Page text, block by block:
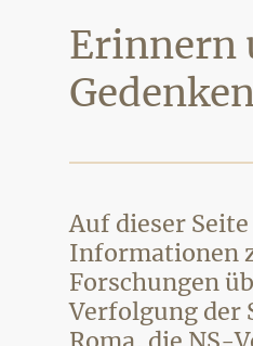
Erinnern
Auf dieser
Informationen
Forschungen
Verfolgung der